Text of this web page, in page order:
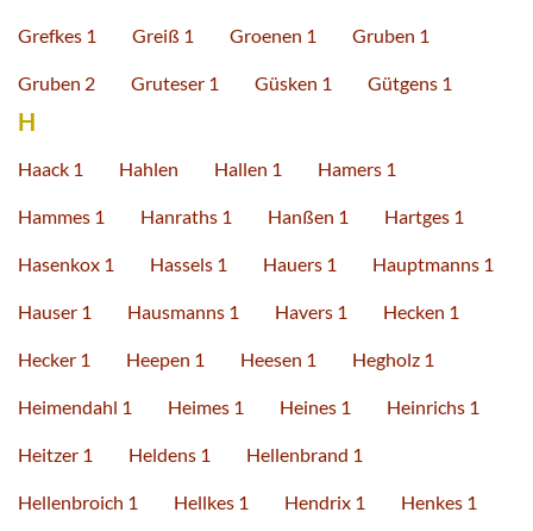
Grefkes 1 Greiß 1 Groenen 1 Gruben 1
Gruben 2 Gruteser 1 Güsken 1 Gütgens 1
H
Haack 1 Hahlen Hallen 1 Hamers 1
Hammes 1 Hanraths 1 Hanßen 1 Hartges 1
Hasenkox 1 Hassels 1 Hauers 1 Hauptmanns 1
Hauser 1 Hausmanns 1 Havers 1 Hecken 1
Hecker 1 Heepen 1 Heesen 1 Hegholz 1
Heimendahl 1 Heimes 1 Heines 1 Heinrichs 1
Heitzer 1 Heldens 1 Hellenbrand 1
Hellenbroich 1 Hellkes 1 Hendrix 1 Henkes 1